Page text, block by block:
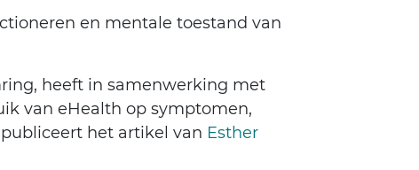
en mentale toestand van
heeft in samenwerking met
van eHealth op symptomen,
het artikel van Esther